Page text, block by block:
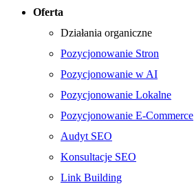
Oferta
Działania organiczne
Pozycjonowanie Stron
Pozycjonowanie w AI
Pozycjonowanie Lokalne
Pozycjonowanie E-Commerce
Audyt SEO
Konsultacje SEO
Link Building